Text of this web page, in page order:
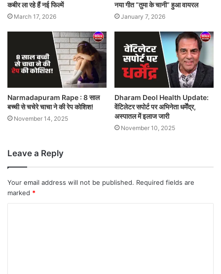
कबीर ला रहे हैं नई फिल्में
March 17, 2026
नया गीत “तुमा के चानी” हुआ वायरल
January 7, 2026
Narmadapuram Rape : 8 साल
बच्ची से चचेरे चाचा ने की रेप कोशिश!
November 14, 2025
Dharam Deol Health Update:
वेंटिलेटर सपोर्ट पर अभिनेता धर्मेंद्र,
अस्पातल में इलाज जारी
November 10, 2025
Leave a Reply
Your email address will not be published. Required fields are
marked *